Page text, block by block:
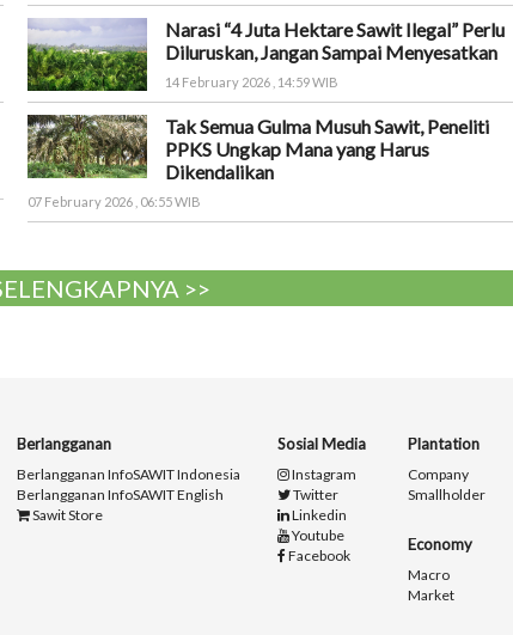
Narasi “4 Juta Hektare Sawit Ilegal” Perlu
Diluruskan, Jangan Sampai Menyesatkan
14 February 2026 , 14:59 WIB
Tak Semua Gulma Musuh Sawit, Peneliti
PPKS Ungkap Mana yang Harus
Dikendalikan
07 February 2026 , 06:55 WIB
>>
Berlangganan
Berlangganan InfoSAWIT Indonesia
Berlangganan InfoSAWIT English
Sawit Store
Sosial Media
Instagram
Twitter
Linkedin
Youtube
Facebook
Plantation
Company
Smallholder
Economy
Macro
Market